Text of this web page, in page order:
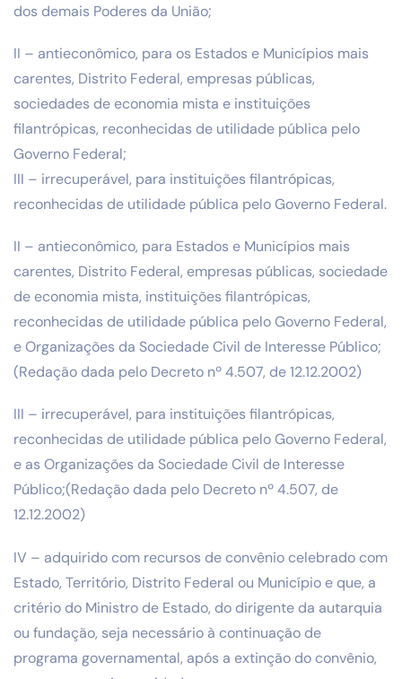
dos demais Poderes da União;
II – antieconômico, para os Estados e Municípios mais
carentes, Distrito Federal, empresas públicas,
sociedades de economia mista e instituições
filantrópicas, reconhecidas de utilidade pública pelo
Governo Federal;
III – irrecuperável, para instituições filantrópicas,
reconhecidas de utilidade pública pelo Governo Federal.
II – antieconômico, para Estados e Municípios mais
carentes, Distrito Federal, empresas públicas, sociedade
de economia mista, instituições filantrópicas,
reconhecidas de utilidade pública pelo Governo Federal,
e Organizações da Sociedade Civil de Interesse Público;
(Redação dada pelo Decreto nº 4.507, de 12.12.2002)
III – irrecuperável, para instituições filantrópicas,
reconhecidas de utilidade pública pelo Governo Federal,
e as Organizações da Sociedade Civil de Interesse
Público;(Redação dada pelo Decreto nº 4.507, de
12.12.2002)
IV – adquirido com recursos de convênio celebrado com
Estado, Território, Distrito Federal ou Município e que, a
critério do Ministro de Estado, do dirigente da autarquia
ou fundação, seja necessário à continuação de
programa governamental, após a extinção do convênio,